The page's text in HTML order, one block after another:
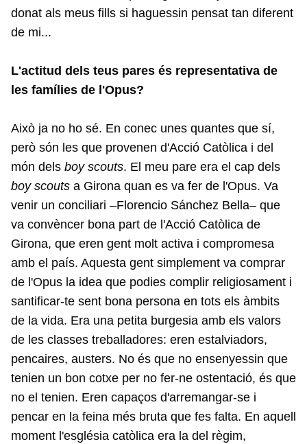
donat als meus fills si haguessin pensat tan diferent
de mi...
L'actitud dels teus pares és representativa de
les famílies de l'Opus?
Això ja no ho sé. En conec unes quantes que sí,
però són les que provenen d'Acció Catòlica i del
món dels boy scouts. El meu pare era el cap dels
boy scouts a Girona quan es va fer de l'Opus. Va
venir un conciliari –Florencio Sánchez Bella– que
va convèncer bona part de l'Acció Catòlica de
Girona, que eren gent molt activa i compromesa
amb el país. Aquesta gent simplement va comprar
de l'Opus la idea que podies complir religiosament i
santificar-te sent bona persona en tots els àmbits
de la vida. Era una petita burgesia amb els valors
de les classes treballadores: eren estalviadors,
pencaires, austers. No és que no ensenyessin que
tenien un bon cotxe per no fer-ne ostentació, és que
no el tenien. Eren capaços d'arremangar-se i
pencar en la feina més bruta que fes falta. En aquell
moment l'església catòlica era la del règim,